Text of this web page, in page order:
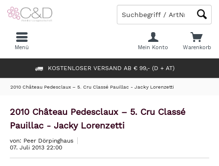
KOSTENLOSER VERSAND AB € 99,- (D + AT)
Warenkorb
Mein Konto
Menü
2010 Château Pedesclaux – 5. Cru Classé Pauillac - Jacky Lorenzetti
2010 Château Pedesclaux – 5. Cru Classé
Pauillac - Jacky Lorenzetti
von: Peer Dörpinghaus
07. Juli 2013 22:00